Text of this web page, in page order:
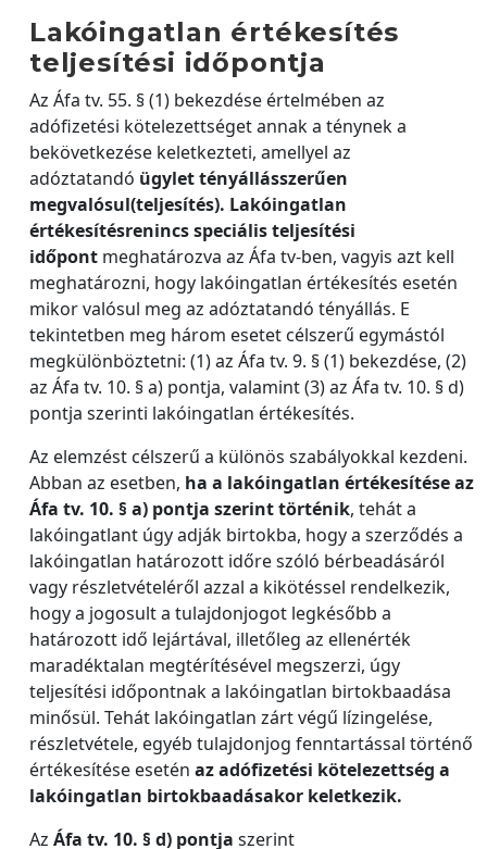
Lakóingatlan értékesítés
teljesítési időpontja
Az Áfa tv. 55. § (1) bekezdése értelmében az
adófizetési kötelezettséget annak a ténynek a
bekövetkezése keletkezteti, amellyel az
adóztatandó ügylet tényállásszerűen
megvalósul(teljesítés). Lakóingatlan
értékesítésrenincs speciális teljesítési
időpont meghatározva az Áfa tv-ben, vagyis azt kell
meghatározni, hogy lakóingatlan értékesítés esetén
mikor valósul meg az adóztatandó tényállás. E
tekintetben meg három esetet célszerű egymástól
megkülönböztetni: (1) az Áfa tv. 9. § (1) bekezdése, (2)
az Áfa tv. 10. § a) pontja, valamint (3) az Áfa tv. 10. § d)
pontja szerinti lakóingatlan értékesítés.
Az elemzést célszerű a különös szabályokkal kezdeni.
Abban az esetben, ha a lakóingatlan értékesítése az
Áfa tv. 10. § a) pontja szerint történik, tehát a
lakóingatlant úgy adják birtokba, hogy a szerződés a
lakóingatlan határozott időre szóló bérbeadásáról
vagy részletvételéről azzal a kikötéssel rendelkezik,
hogy a jogosult a tulajdonjogot legkésőbb a
határozott idő lejártával, illetőleg az ellenérték
maradéktalan megtérítésével megszerzi, úgy
teljesítési időpontnak a lakóingatlan birtokbaadása
minősül. Tehát lakóingatlan zárt végű lízingelése,
részletvétele, egyéb tulajdonjog fenntartással történő
értékesítése esetén az adófizetési kötelezettség a
lakóingatlan birtokbaadásakor keletkezik.
Az Áfa tv. 10. § d) pontja szerint